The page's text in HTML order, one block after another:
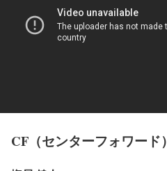
CF（センターフォワード）